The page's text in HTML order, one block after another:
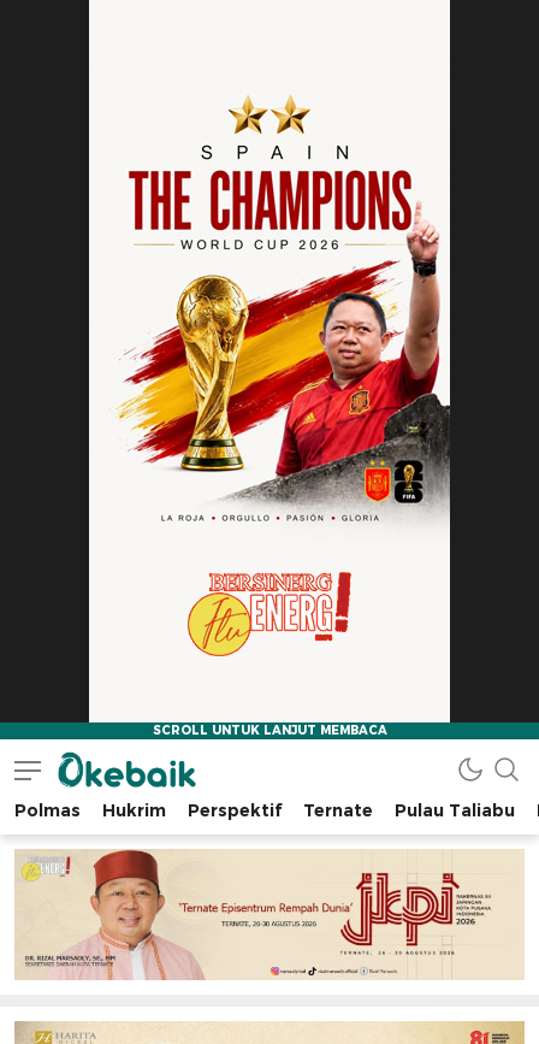
Okebaik.id
Baiknya Dibaca
Polmas Hukrim Perspektif Ternate Pulau Taliabu